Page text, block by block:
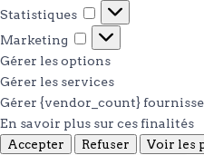
Statistiques Statistiques
Marketing
Marketing
Gérer les options
Gérer les services
Gérer {vendor_count}
En savoir plus sur ces finalités
Accepter
Refuser
Voir les